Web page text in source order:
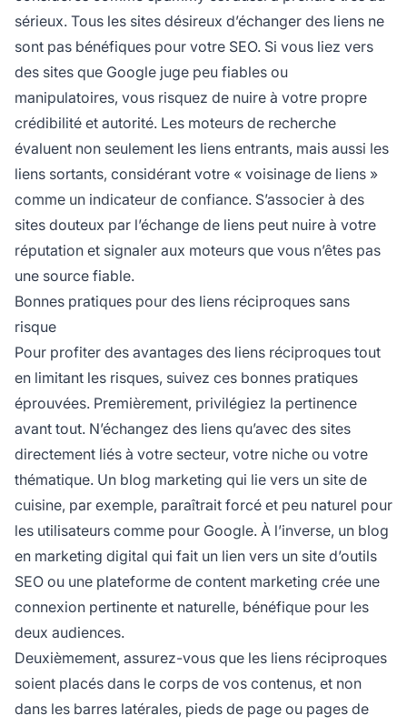
sérieux. Tous les sites désireux d’échanger des liens ne
sont pas bénéfiques pour votre SEO. Si vous liez vers
des sites que Google juge peu fiables ou
manipulatoires, vous risquez de nuire à votre propre
crédibilité et autorité. Les moteurs de recherche
évaluent non seulement les liens entrants, mais aussi les
liens sortants, considérant votre « voisinage de liens »
comme un indicateur de confiance. S’associer à des
sites douteux par l’échange de liens peut nuire à votre
réputation et signaler aux moteurs que vous n’êtes pas
une source fiable.
Bonnes pratiques pour des liens réciproques sans
risque
Pour profiter des avantages des liens réciproques tout
en limitant les risques, suivez ces bonnes pratiques
éprouvées. Premièrement, privilégiez la pertinence
avant tout. N’échangez des liens qu’avec des sites
directement liés à votre secteur, votre niche ou votre
thématique. Un blog marketing qui lie vers un site de
cuisine, par exemple, paraîtrait forcé et peu naturel pour
les utilisateurs comme pour Google. À l’inverse, un blog
en marketing digital qui fait un lien vers un site d’outils
SEO ou une plateforme de content marketing crée une
connexion pertinente et naturelle, bénéfique pour les
deux audiences.
Deuxièmement, assurez-vous que les liens réciproques
soient placés dans le corps de vos contenus, et non
dans les barres latérales, pieds de page ou pages de